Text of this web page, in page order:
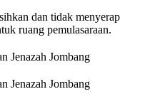
dan tidak menyerap
ruang pemulasaraan.